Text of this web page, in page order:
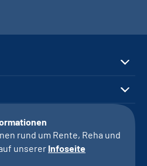
rund um Rente, Reha und
unserer Infoseite